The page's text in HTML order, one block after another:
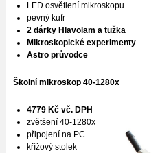
LED osvětlení mikroskopu
pevný kufr
2 dárky Hlavolam a tužka
Mikroskopické experimenty
Astro průvodce
Školní mikroskop 40-1280x
4779 Kč vč. DPH
zvětšení 40-1280x
připojení na PC
křížový stolek